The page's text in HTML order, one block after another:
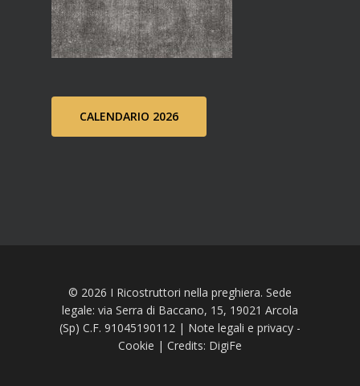
CALENDARIO 2026
© 2026 I Ricostruttori nella preghiera. Sede
legale: via Serra di Baccano, 15, 19021 Arcola
(Sp) C.F. 91045190112 | Note legali e privacy -
Cookie | Credits: DigiFe